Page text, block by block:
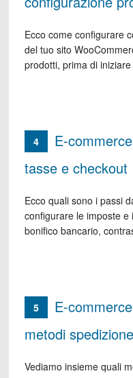
Ecco come configurare
del tuo sito
prodotti, prima di
4
E-
tasse e checkout
Ecco quali sono i passi
configurare le imposte
bonifico bancario,
5
E-
metodi spedizione
Vediamo insieme quali